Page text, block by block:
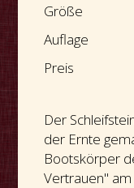
Größe
Auflage
Preis
Der
der Ernte
Bootskörper
Vertrauen" am